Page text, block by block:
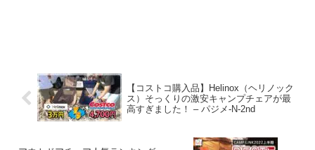
【コストコ購入品】Helinox（ヘリノック
ス）そっくりの激安キャンプチェアが最
高すぎました！ – パジメ-N-2nd